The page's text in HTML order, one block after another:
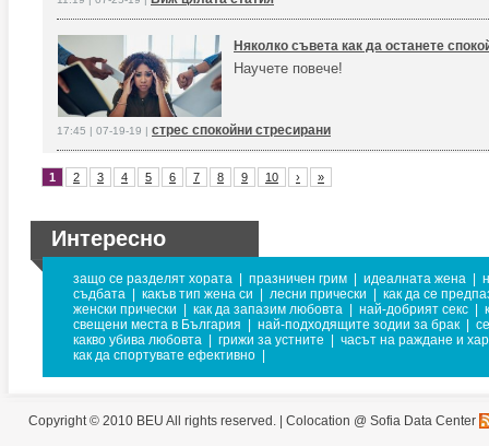
Няколко съвета как да останете
Научете повече!
17:45 | 07-19-19 | стрес спокойни стресирани
1 2 3 4 5 6 7 8 9 10 › »
Интересно
защо се разделят хората | празничен грим | идеалната жена |
съдбата | какъв тип жена си | лесни прически | как да се
женски прически | как да запазим любовта | най-добрият секс |
свещени места в България | най-подходящите зодии за брак |
какво убива любовта | грижи за устните | часът на раждане и
как да спортувате ефективно |
Copyright © 2010 BEU All rights reserved. | Colocation @ Sofia Data Center